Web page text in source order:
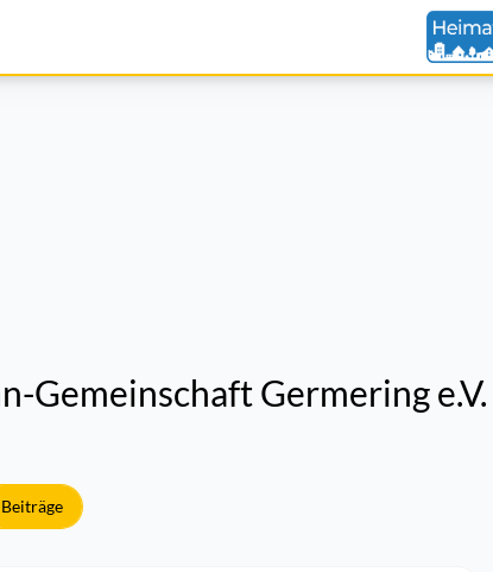
Gemeinschaft Germering e.V.
Beiträge